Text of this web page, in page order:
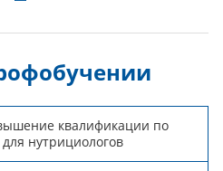
квалификации по
нутрициологов